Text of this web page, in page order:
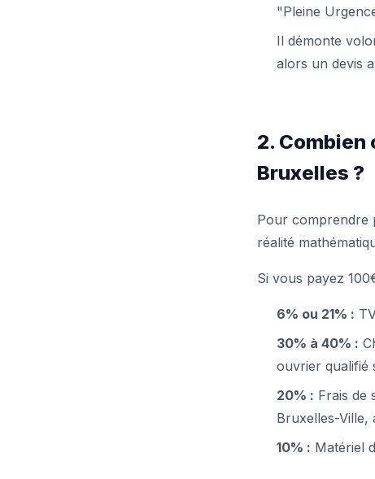
"Pleine
Il démonte
alors un devis
2.
Bruxelles ?
Pour comprendre
réalité
Si vous payez
6% ou 21% :
30% à 40% :
ouvrier qualifié
20% : Frais de
Bruxelles-Ville,
10% : Matériel